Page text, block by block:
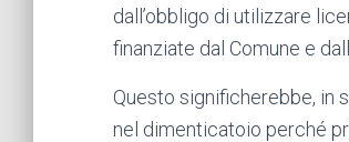
dall’obbligo di utilizzare
finanziate dal Comune e
Questo significherebbe, in
nel dimenticatoio perché